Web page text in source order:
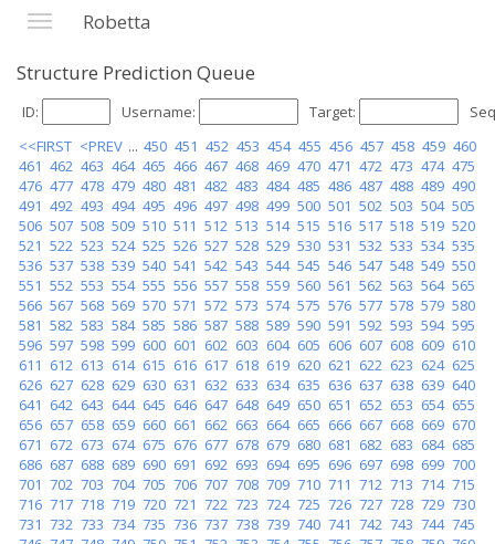
Robetta
Structure Prediction Queue
ID: Username: Target:
<<FIRST <PREV ... 450 451 452 453 454 455 456 457 458 459 460
461 462 463 464 465 466 467 468 469 470 471 472 473 474 475
476 477 478 479 480 481 482 483 484 485 486 487 488 489 490
491 492 493 494 495 496 497 498 499 500 501 502 503 504 505
506 507 508 509 510 511 512 513 514 515 516 517 518 519 520
521 522 523 524 525 526 527 528 529 530 531 532 533 534 535
536 537 538 539 540 541 542 543 544 545 546 547 548 549 550
551 552 553 554 555 556 557 558 559 560 561 562 563 564 565
566 567 568 569 570 571 572 573 574 575 576 577 578 579 580
581 582 583 584 585 586 587 588 589 590 591 592 593 594 595
596 597 598 599 600 601 602 603 604 605 606 607 608 609 610
611 612 613 614 615 616 617 618 619 620 621 622 623 624 625
626 627 628 629 630 631 632 633 634 635 636 637 638 639 640
641 642 643 644 645 646 647 648 649 650 651 652 653 654 655
656 657 658 659 660 661 662 663 664 665 666 667 668 669 670
671 672 673 674 675 676 677 678 679 680 681 682 683 684 685
686 687 688 689 690 691 692 693 694 695 696 697 698 699 700
701 702 703 704 705 706 707 708 709 710 711 712 713 714 715
716 717 718 719 720 721 722 723 724 725 726 727 728 729 730
731 732 733 734 735 736 737 738 739 740 741 742 743 744 745